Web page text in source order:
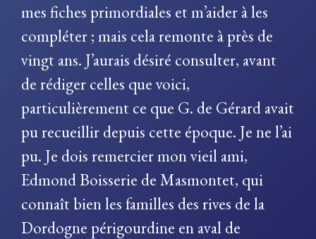
mes fiches primordiales et m’aider à les
compléter ; mais cela remonte à près de
vingt ans. J’aurais désiré consulter, avant
de rédiger celles que voici,
particulièrement ce que G. de Gérard avait
pu recueillir depuis cette époque. Je ne l’ai
pu. Je dois remercier mon vieil ami,
Edmond Boisserie de Masmontet, qui
connaît bien les familles des rives de la
Dordogne périgourdine en aval de